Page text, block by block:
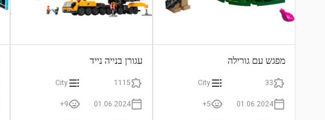
מפגש עם גורילה
33
City
01.06.2024
5+
עגורן בנייה נייד
1115
City
01.06.2024
9+